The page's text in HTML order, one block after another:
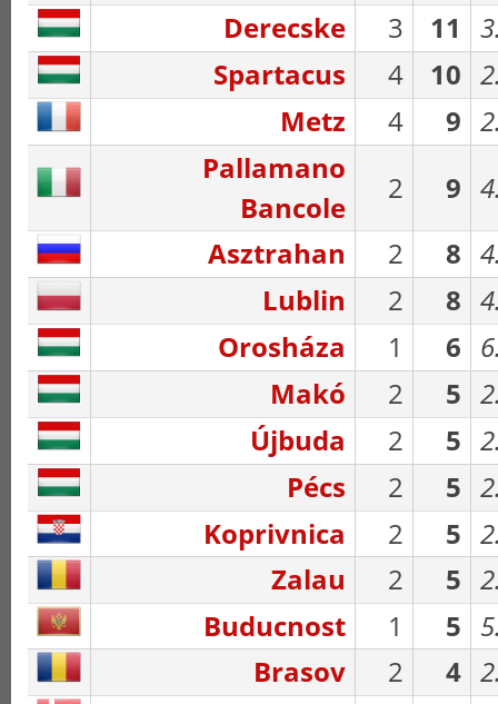
Derecske
3 11
Spartacus
4 10
Metz
4 9
Pallamano
Bancole
2 9
Asztrahan
2 8
Lublin
2 8
Orosháza
1 6
Makó
2 5
Újbuda
2 5
Pécs
2 5
Koprivnica
2 5
Zalau
2 5
Buducnost
1 5
Brasov
2 4